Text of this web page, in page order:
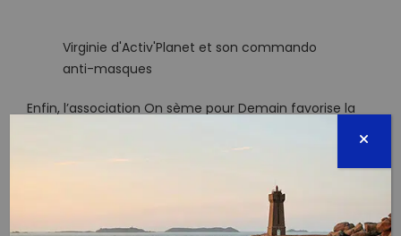
Virginie d'Activ'Planet et son commando
anti-masques
Enfin, l’association On sème pour Demain favorise la
s‘agit d’une part d’agir dans la nature (ramassage de
déchets en forêts, mer et campagne, plantations
participatives…), d’organiser des ateliers (récup’,
recyclage, zéro déchets, création de produits
cosmétiques et domestiques…) et de sensibiliser les